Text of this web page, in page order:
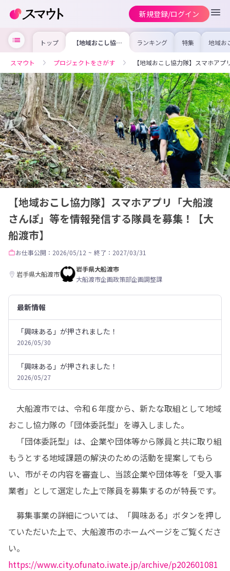
新規登録/ログイン
トップ 【地域おこし協力
隊】スマホアプリ
等を情報発信する
隊員を募集！【大
船渡市】
ランキング 特集 地域お
の求
を集め
事内容
を比較
合った
けよう
スマウト プロジェクトをさがす 【地域おこし協力隊】スマホア
【地域おこし協力隊】スマホアプリ「大船渡
さんぽ」等を情報発信する隊員を募集！【大
船渡市】
お仕事公開：2026/05/12 ~ 終了：2027/03/31
岩手県大船渡市
岩手県大船渡市
大船渡市企画政策部企画調整課
最新情報
「興味ある」が押されました！
2026/05/30
「興味ある」が押されました！
2026/05/27
大船渡市では、令和６年度から、新たな取組として地域
おこし協力隊の「団体委託型」を導入しました。
「団体委託型」は、企業や団体等から隊員と共に取り組
もうとする地域課題の解決のための活動を提案してもら
い、市がその内容を審査し、当該企業や団体等を「受入事
業者」として選定した上で隊員を募集するのが特長です。
募集事業の詳細については、「興味ある」ボタンを押し
ていただいた上で、大船渡市のホームページをご覧くださ
https://www.city.ofunato.iwate.jp/archive/p202601081